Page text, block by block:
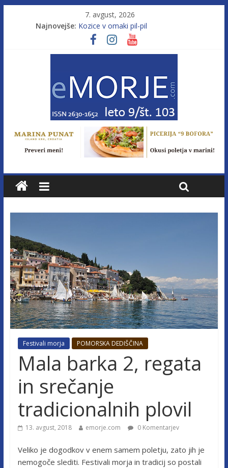
7. avgust, 2026
Najnovejše: Kozice v omaki pil-pil
Leto 9, št. 103; Licenca brez morja
Od morja do gorja 11
Festivali morja POMORSKA DEDIŠČINA
Mala barka 2, regata
in srečanje
tradicionalnih plovil
13. avgust, 2018 emorje.com 0 Komentarjev
Veliko je dogodkov v enem samem poletju, zato jih je
nemogoče slediti. Festivali morja in tradicij so postali